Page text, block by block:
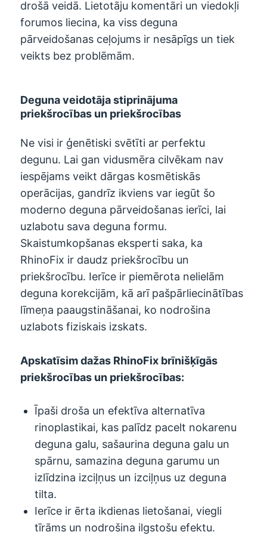
drošā veidā. Lietotāju komentāri un viedokļi
forumos liecina, ka viss deguna
pārveidošanas ceļojums ir nesāpīgs un tiek
veikts bez problēmām.
Deguna veidotāja stiprinājuma
priekšrocības un priekšrocības
Ne visi ir ģenētiski svētīti ar perfektu
degunu. Lai gan vidusmēra cilvēkam nav
iespējams veikt dārgas kosmētiskās
operācijas, gandrīz ikviens var iegūt šo
moderno deguna pārveidošanas ierīci, lai
uzlabotu sava deguna formu.
Skaistumkopšanas eksperti saka, ka
RhinoFix ir daudz priekšrocību un
priekšrocību. Ierīce ir piemērota nelielām
deguna korekcijām, kā arī pašpārliecinātības
līmeņa paaugstināšanai, ko nodrošina
uzlabots fiziskais izskats.
Apskatīsim dažas RhinoFix brīnišķīgās
priekšrocības un priekšrocības:
Īpaši droša un efektīva alternatīva
rinoplastikai, kas palīdz pacelt nokarenu
deguna galu, sašaurina deguna galu un
spārnu, samazina deguna garumu un
izlīdzina izciļņus un izciļņus uz deguna
tilta.
Ierīce ir ērta ikdienas lietošanai, viegli
tīrāms un nodrošina ilgstošu efektu.